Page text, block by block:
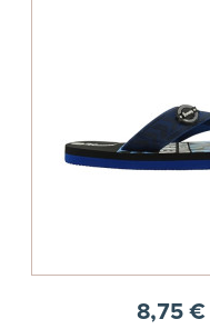
8,75 €